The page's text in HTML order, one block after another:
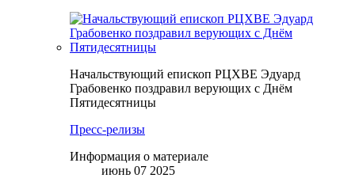
Начальствующий епископ РЦХВЕ Эдуард
Грабовенко поздравил верующих с Днём
Пятидесятницы
Пресс-релизы
Информация о материале
июнь 07 2025